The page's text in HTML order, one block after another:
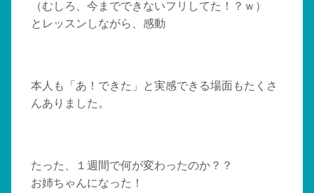
（むしろ、今までできないフリしてた！？ｗ）
とレッスンしながら、感動
本人も「あ！できた」と実感できる場面もたくさ
んありました。
たった、１週間で何が変わったのか？？
お姉ちゃんになった！